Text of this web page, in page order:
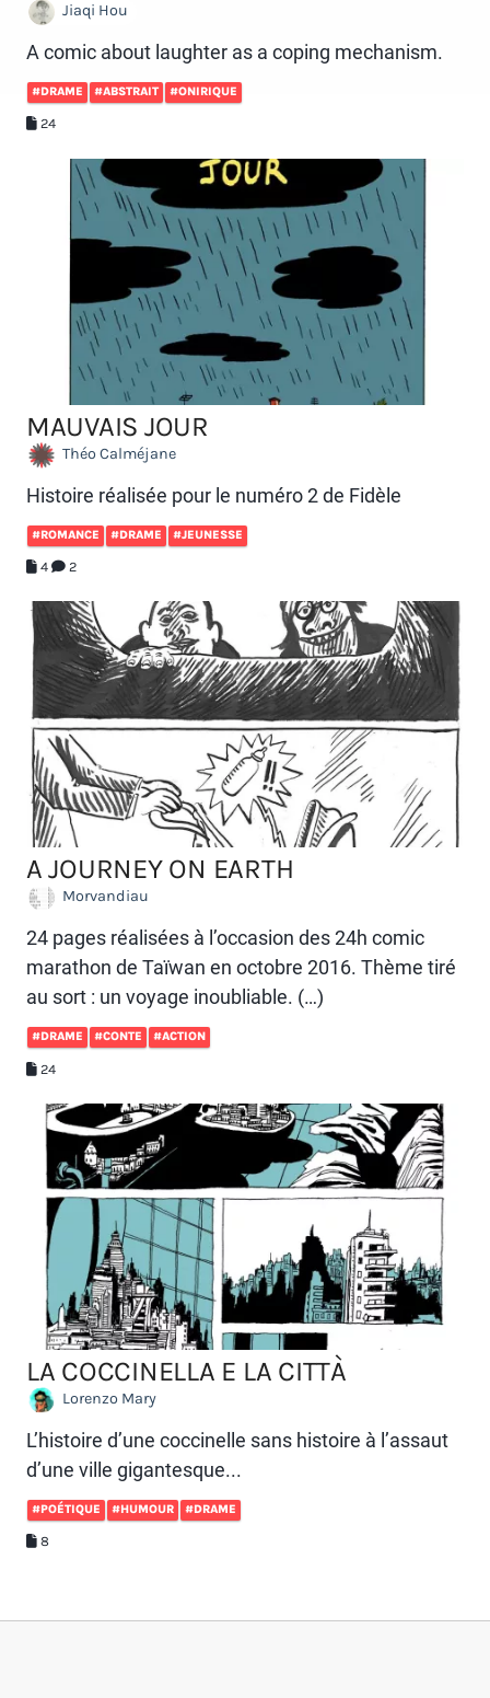
Jiaqi Hou
A comic about laughter as a coping mechanism.
#DRAME #ABSTRAIT #ONIRIQUE
24
MAUVAIS JOUR
Théo Calméjane
Histoire réalisée pour le numéro 2 de Fidèle
#ROMANCE #DRAME #JEUNESSE
4 2
A JOURNEY ON EARTH
Morvandiau
24 pages réalisées à l’occasion des 24h comic
marathon de Taïwan en octobre 2016. Thème tiré
au sort : un voyage inoubliable. (…)
#DRAME #CONTE #ACTION
24
LA COCCINELLA E LA CITTÀ
Lorenzo Mary
L’histoire d’une coccinelle sans histoire à l’assaut
d’une ville gigantesque...
#POÉTIQUE #HUMOUR #DRAME
8